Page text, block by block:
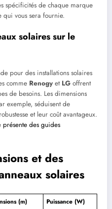
spécificités de chaque marque
vous sera fournie.
solaires sur le
pour des installations solaires
comme Renogy et LG offrent
de besoins. Les dimensions
exemple, séduisent de
et leur coût avantageux.
présente des guides
et des
solaires
(m)
Puissance (W)